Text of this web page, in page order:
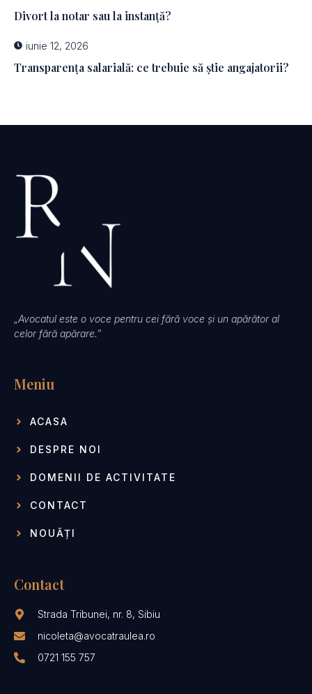
Divort la notar sau la instanță?
iunie 12, 2026
Transparența salarială: ce trebuie să știe angajatorii?
„Avocatul este o voce pentru cei fără voce și un apărător al
celor fără apărare.”
Meniu
ACASA
DESPRE NOI
DOMENII DE ACTIVITATE
CONTACT
NOUĂȚI
Contact
Strada Tribunei, nr. 8, Sibiu
nicoleta@avocatraulea.ro
0721 155 757